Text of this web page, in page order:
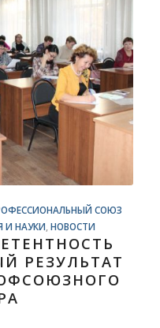
СОЮЗ
И НАУКИ,НОВОСТИ
РЕЗУЛЬТАТ